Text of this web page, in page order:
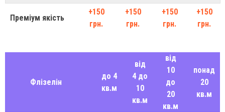
Преміум якість
+150
грн.
+150
грн.
+150
грн.
+150
грн.
Флізелін
до 4
кв.м
від
4 до
10
кв.м
від
10
до
20
кв.м
понад
20
кв.м